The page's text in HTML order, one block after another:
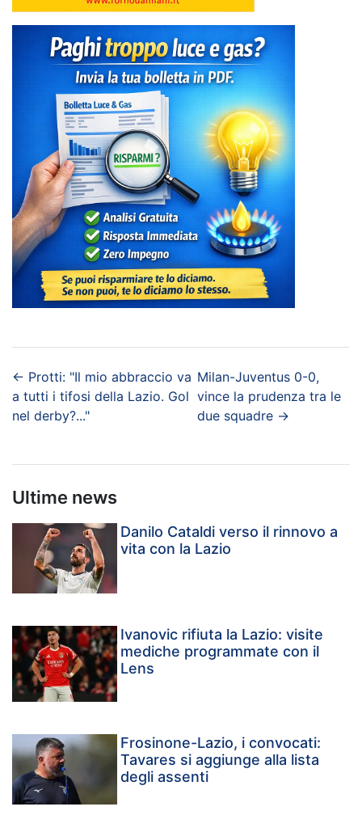
← Protti: "Il mio abbraccio va
a tutti i tifosi della Lazio. Gol
nel derby?..."
Milan-Juventus 0-0,
vince la prudenza tra le
due squadre→
Ultime news
Danilo Cataldi verso il rinnovo a
vita con la Lazio
Ivanovic rifiuta la Lazio: visite
mediche programmate con il
Lens
Frosinone-Lazio, i convocati:
Tavares si aggiunge alla lista
degli assenti